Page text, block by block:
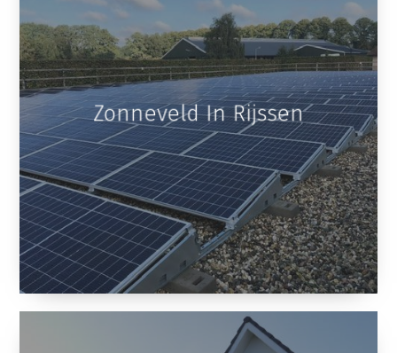
Zonneveld In Rijssen